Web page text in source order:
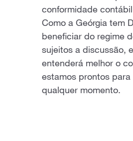
conformidade
Como a Geórgia tem
beneficiar do regime
sujeitos a discussão,
entenderá melhor o
estamos prontos
qualquer momento.